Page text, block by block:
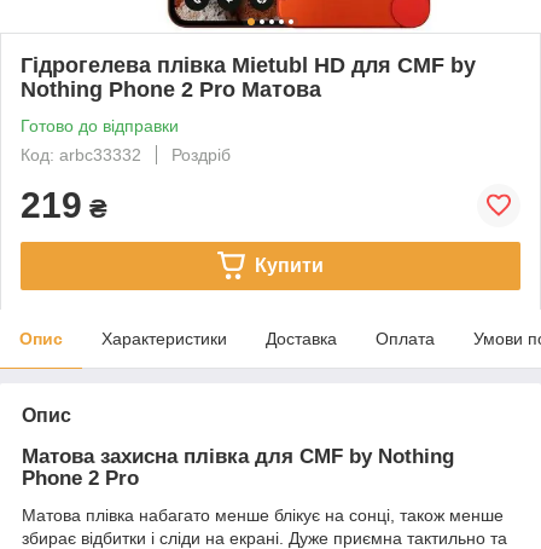
Гідрогелева плівка Mietubl HD для CMF by
Nothing Phone 2 Pro Матова
Готово до відправки
Код: arbc33332
Роздріб
219 ₴
Купити
Опис Характеристики Доставка Оплата Умови
Опис
Матова захисна плівка для CMF by Nothing
Phone 2 Pro
Матова плівка набагато менше блікує на сонці, також менше
збирає відбитки і сліди на екрані. Дуже приємна тактильно та